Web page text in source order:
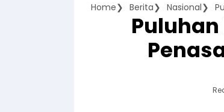
Home Berita Nasional